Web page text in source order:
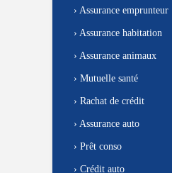
› Assurance emprunteur
› Assurance habitation
› Assurance animaux
› Mutuelle santé
› Rachat de crédit
› Assurance auto
› Prêt conso
› Crédit auto